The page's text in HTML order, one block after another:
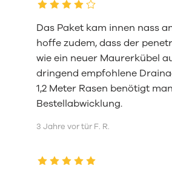
Das Paket kam innen nass
hoffe zudem, dass der
wie ein neuer Maurerkübel
dringend empfohlene
1,2 Meter Rasen benötigt
Bestellabwicklung.
3 Jahre vor tür F. R.